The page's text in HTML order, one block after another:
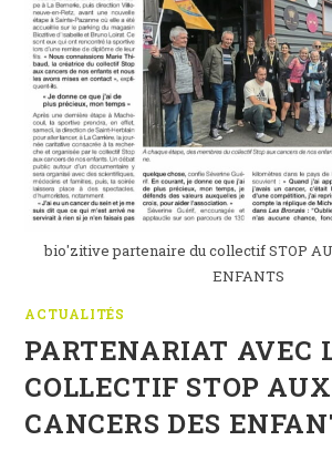
bio'zitive partenaire du collectif STOP
ENFANTS
ACTUALITÉS
PARTENARIAT AVEC
COLLECTIF STOP AUX
CANCERS DES